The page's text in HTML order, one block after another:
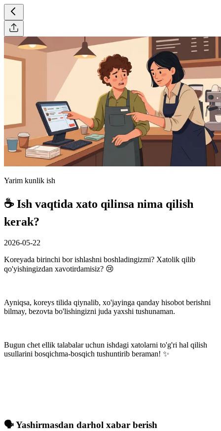
Yarim kunlik ish
☕ Ish vaqtida xato qilinsa nima qilish
kerak?
2026-05-22
Koreyada birinchi bor ishlashni boshladingizmi? Xatolik qilib
qo'yishingizdan xavotirdamisiz? 😢
Ayniqsa, koreys tilida qiynalib, xo'jayinga qanday hisobot berishni
bilmay, bezovta bo'lishingizni juda yaxshi tushunaman.
Bugun chet ellik talabalar uchun ishdagi xatolarni to'g'ri hal qilish
usullarini bosqichma-bosqich tushuntirib beraman! ✨
🗣️ Yashirmasdan darhol xabar berish